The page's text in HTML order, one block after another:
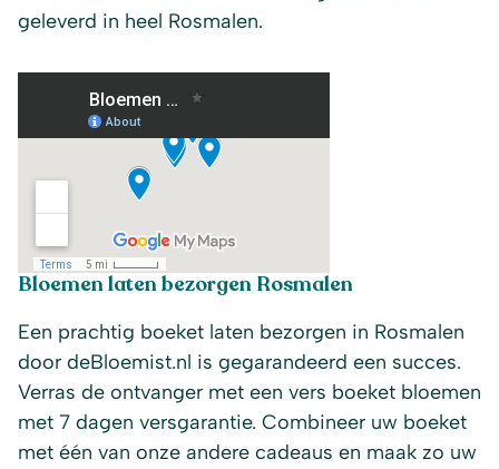
geleverd in heel Rosmalen.
Bloemen laten bezorgen Rosmalen
Een prachtig boeket laten bezorgen in Rosmalen
door deBloemist.nl is gegarandeerd een succes.
Verras de ontvanger met een vers boeket bloemen
met 7 dagen versgarantie. Combineer uw boeket
met één van onze andere cadeaus en maak zo uw